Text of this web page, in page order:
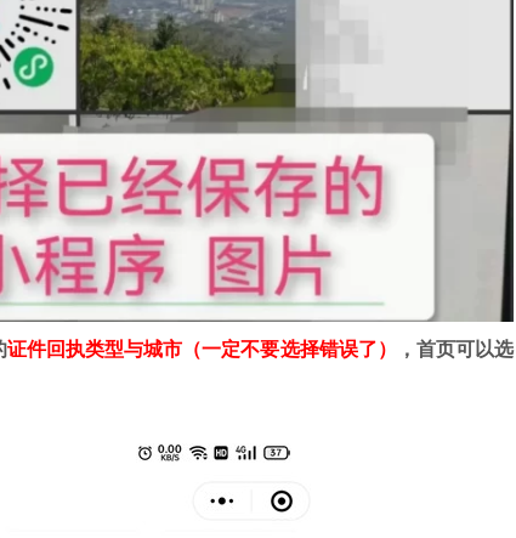
证件回执类型与城市（一定不要选择错误了） ，首页可以选